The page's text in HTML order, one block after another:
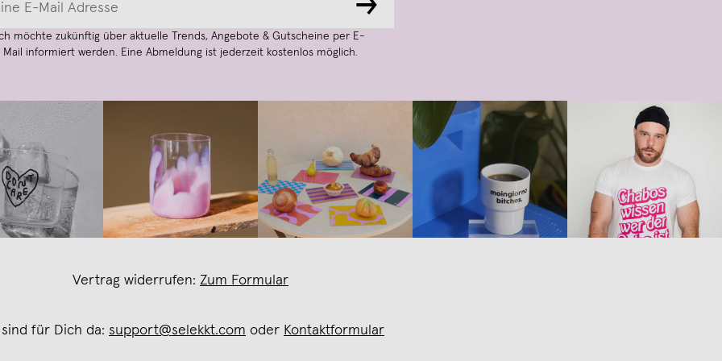
→
möchte zukünftig über aktuelle Trends, Angebote & Gutscheine per E-
Mail informiert werden. Eine Abmeldung ist jederzeit kostenlos möglich.
Vertrag widerrufen: Zum Formular
für Dich da: support@selekkt.com oder Kontaktformular